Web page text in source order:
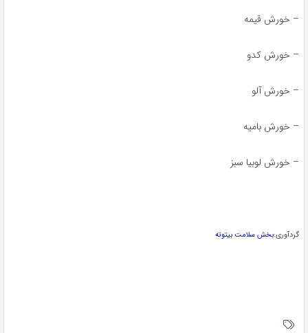
خورش قیمه
خورش کدو
خورش آلو
خورش بامیه
خورش لوبیا سبز
بخش سلامت بیتوته